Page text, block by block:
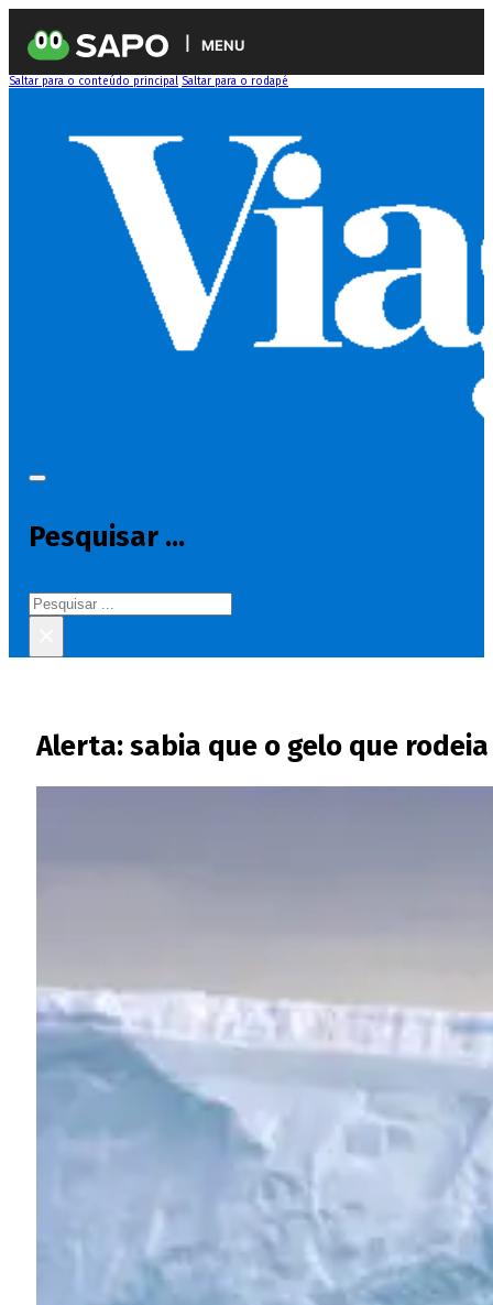
MENU
Saltar para o conteúdo principal Saltar para o rodapé
Pesquisar ...
Pesquisar
Alerta: sabia que o gelo que